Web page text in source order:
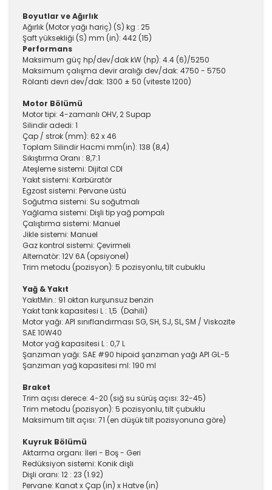
Boyutlar ve Ağırlık
Ağırlık (Motor yağı hariç) (S) kg : 25
Şaft yüksekliği (S) mm (in): 442 (15)
Performans
Maksimum güç hp/dev/dak kW (hp): 4.4 (6)/5250
Maksimum çalışma devir aralığı dev/dak: 4750 - 5750
Rölanti devri dev/dak: 1300 ± 50 (viteste 1200)
Motor Bölümü
Motor tipi: 4-zamanlı OHV, 2 Supap
Silindir adedi: 1
Çap / strok (mm): 62 x 46
Toplam Silindir Hacmi mm(in): 138 (8,4)
Sıkıştırma Oranı : 8,7:1
Ateşleme sistemi: Dijital CDI
Yakıt sistemi: Karbüratör
Egzost sistemi: Pervane üstü
Soğutma sistemi: Su soğutmalı
Yağlama sistemi: Dişli tip yağ pompalı
Çalıştırma sistemi: Manuel
Jikle sistemi: Manuel
Gaz kontrol sistemi: Çevirmeli
Alternatör: 12V 6A (opsiyonel)
Trim metodu (pozisyon): 5 pozisyonlu, tilt cubuklu
Yağ & Yakıt
YakıtMin.: 91 oktan kurşunsuz benzin
Yakıt tank kapasitesi L : 1,5 (Dahili)
Motor yağı: API sınıflandırması SG, SH, SJ, SL, SM / Viskozite
SAE 10W40
Motor yağ kapasitesi L : 0,7 L
Şanzıman yağı: SAE #90 hipoid şanzıman yağı API GL-5
Şanzıman yağ kapasitesi ml: 190 ml
Braket
Trim açısı derece: 4-20 (sığ su sürüş açısı: 32-45)
Trim metodu (pozisyon): 5 pozisyonlu, tilt çubuklu
Maksimum tilt açısı: 71 (en düşük tilt pozisyonuna göre)
Kuyruk Bölümü
Aktarma organı: İleri - Boş - Geri
Redüksiyon sistemi: Konik dişli
Dişli oranı: 12 : 23 (1.92)
Pervane: Kanat x Çap (in) x Hatve (in)